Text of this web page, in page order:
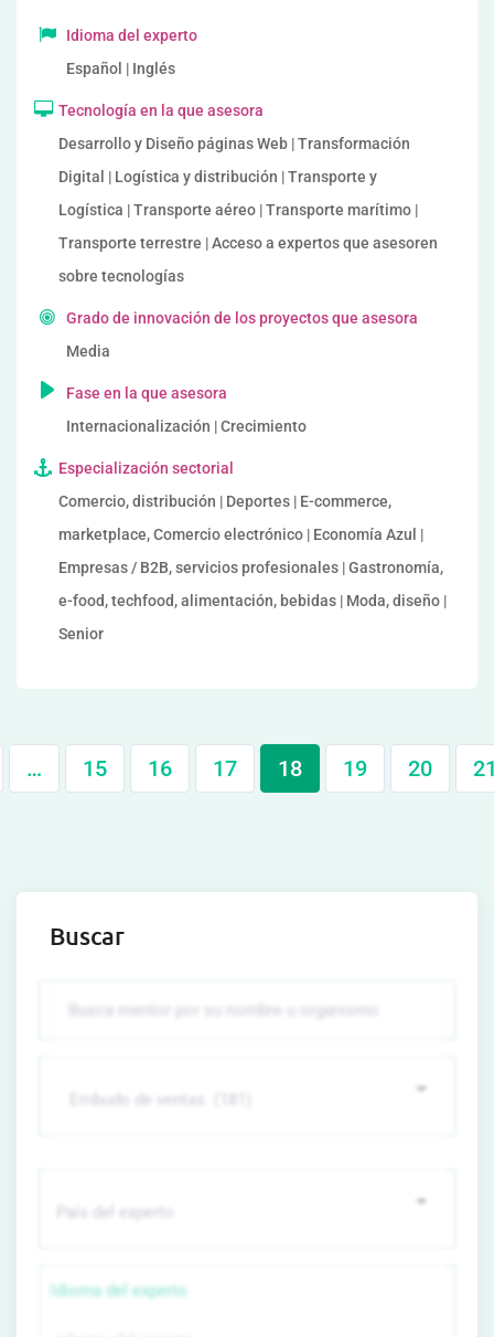
Idioma del experto
Español | Inglés
Tecnología en la que asesora
Desarrollo y Diseño páginas Web | Transformación
Digital | Logística y distribución | Transporte y
Logística | Transporte aéreo | Transporte marítimo |
Transporte terrestre | Acceso a expertos que asesoren
sobre tecnologías
Grado de innovación de los proyectos que asesora
Media
Fase en la que asesora
Internacionalización | Crecimiento
Especialización sectorial
Comercio, distribución | Deportes | E-commerce,
marketplace, Comercio electrónico | Economía Azul |
Empresas / B2B, servicios profesionales | Gastronomía,
e-food, techfood, alimentación, bebidas | Moda, diseño |
Senior
… 15 16 17 18 19 20
Buscar
Idioma del experto